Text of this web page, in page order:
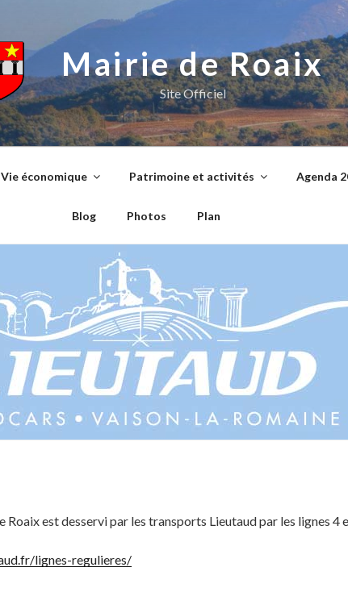
Mairie de Roaix
Site Officiel
Vie économique Patrimoine et activités Agenda
Blog Photos Plan
Roaix est desservi par les transports Lieutaud par les lignes 4
lignes-regulieres/